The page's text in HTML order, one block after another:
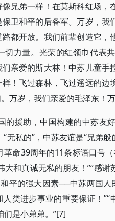
兄弟一样！在莫斯科红场
卫和平的后备军。万岁，
都开放。我们前辈创造它，
切力量。光荣的红领巾代表
亲爱的斯大林！中苏儿童
！飞过森林，飞过遥远的
万岁，我们亲爱的毛泽东！
的援助，中国构建的中苏友
“无私的”，中苏友谊是“兄弟
命39周年的11条标语口号
大和真诚无私的朋友！”“感
平的强大因素──中苏两国
类进步事业的重要保证！
们是小弟弟。”[7]